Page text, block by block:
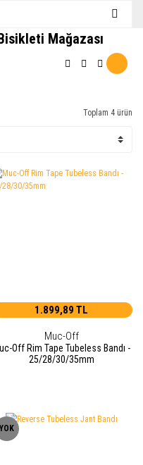
Mağazası
Toplam 4 ürün
1.899,89 TL
Muc-Off
Off Rim Tape Tubeless Bandı -
25/28/30/35mm
YOK